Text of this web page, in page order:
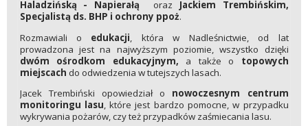
Haladzińską - Napierałą oraz Jackiem Trembińskim,
Specjalistą ds. BHP i ochrony ppoż.
Rozmawiali o edukacji , która w Nadleśnictwie, od lat
prowadzona jest na najwyższym poziomie, wszystko dzięki
dwóm ośrodkom edukacyjnym, a także o topowych
miejscach do odwiedzenia w tutejszych lasach.
Jacek Trembiński opowiedział o nowoczesnym centrum
monitoringu lasu, które jest bardzo pomocne, w przypadku
wykrywania pożarów, czy też przypadków zaśmiecania lasu.